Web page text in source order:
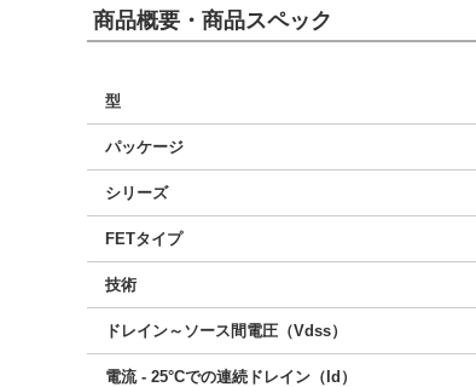
商品概要・商品スペック
型
パッケージ
シリーズ
FETタイプ
技術
ドレイン～ソース間電圧（Vdss）
電流 - 25°Cでの連続ドレイン（Id）